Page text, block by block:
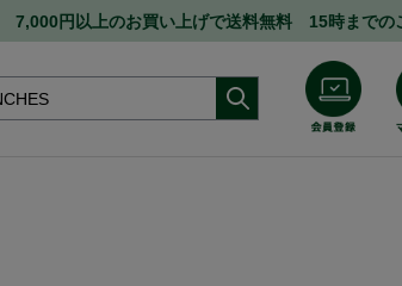
7,000円以上のお買い上げで送料無料 15時までの